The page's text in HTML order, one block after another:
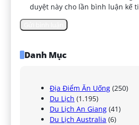
duyệt này cho lần bình luận kế
Danh Mục
Địa Điểm Ăn Uống (250)
Du Lịch (1.195)
Du Lịch An Giang (41)
Du Lịch Australia (6)